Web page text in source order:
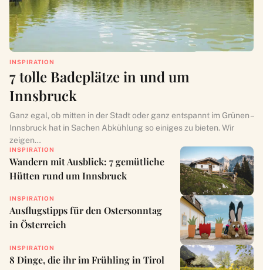
INSPIRATION
7 tolle Badeplätze in und um
Innsbruck
Ganz egal, ob mitten in der Stadt oder ganz entspannt im Grünen –
Innsbruck hat in Sachen Abkühlung so einiges zu bieten. Wir
zeigen…
INSPIRATION
Wandern mit Ausblick: 7 gemütliche
Hütten rund um Innsbruck
INSPIRATION
Ausflugstipps für den Ostersonntag
in Österreich
INSPIRATION
8 Dinge, die ihr im Frühling in Tirol